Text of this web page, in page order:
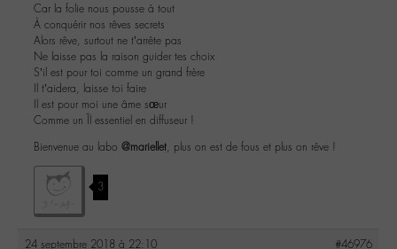
Car la folie nous pousse à tout
À conquérir nos rêves secrets
Alors rêve, surtout ne t’arrête pas
Ne laisse pas la raison guider tes choix
S’il est pour toi comme un grand frère
Il t’aidera, laisse toi faire
Il est pour moi une âme sœur
Comme un Îl essentiel en diffuseur !
Bienvenue au labo @mariellet , plus on est de fous et plus on rêve !
3
24 septembre 2018 à 22:10 #46976